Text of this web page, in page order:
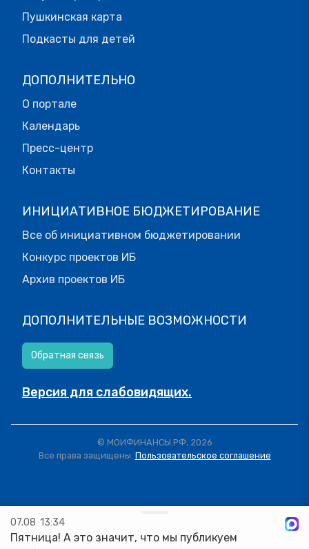
Пушкинская карта
Подкасты для детей
ДОПОЛНИТЕЛЬНО
О портале
Календарь
Пресс-центр
Контакты
ИНИЦИАТИВНОЕ БЮДЖЕТИРОВАНИЕ
Все об инициативном бюджетировании
Конкурс проектов ИБ
Архив проектов ИБ
ДОПОЛНИТЕЛЬНЫЕ ВОЗМОЖНОСТИ
Обратная связь
Версия для слабовидящих.
© МОИФИНАНСЫ.РФ, 2026
Все права защищены. Пользовательское соглашение
07.08 13:34
Пятница! А это значит, что мы публикуем